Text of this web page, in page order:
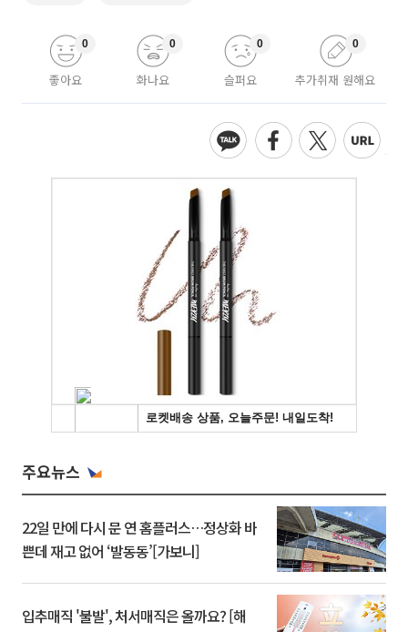
좋아요
0
화나요
0
슬퍼요
0
추가취재 원해요
0
주요뉴스
22일 만에 다시 문 연 홈플러스…정상화 바
쁜데 재고 없어 ‘발동동’[가보니]
입추매직 '불발', 처서매직은 올까요? [해